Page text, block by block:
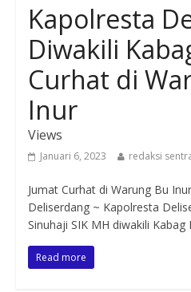
Kapolresta
Diwakili
Curhat di
Inur
Views
Januari 6, 2023 redaksi
Jumat Curhat di Warung Bu
Deliserdang ~ Kapolresta
Sinuhaji SIK MH diwakili Kabag
Read more